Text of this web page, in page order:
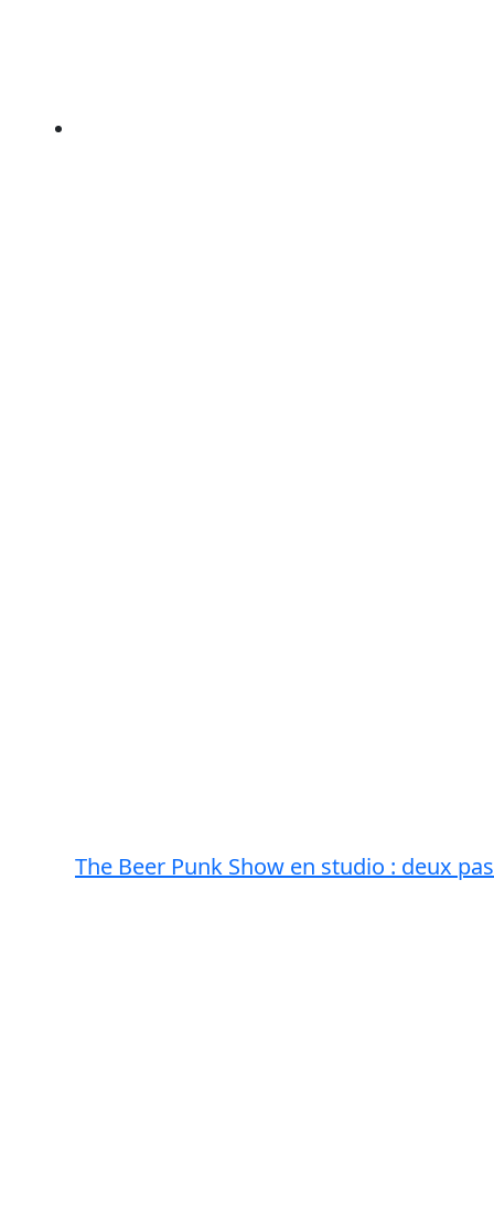
The Beer Punk Show en studio : deux